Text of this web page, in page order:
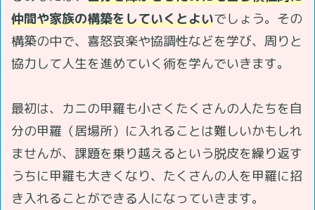
仲間や家族の構築をしていくとよいでしょう。その
構築の中で、喜怒哀楽や協調性などを学び、周りと
協力して人生を進めていく術を学んでいきます。
最初は、カニの甲羅も小さくたくさんの人たちを自
分の甲羅（居場所）に入れることは難しいかもしれ
ませんが、課題を乗り越えるという脱皮を繰り返す
うちに甲羅も大きくなり、たくさんの人を甲羅に招
き入れることができる人になっていきます。